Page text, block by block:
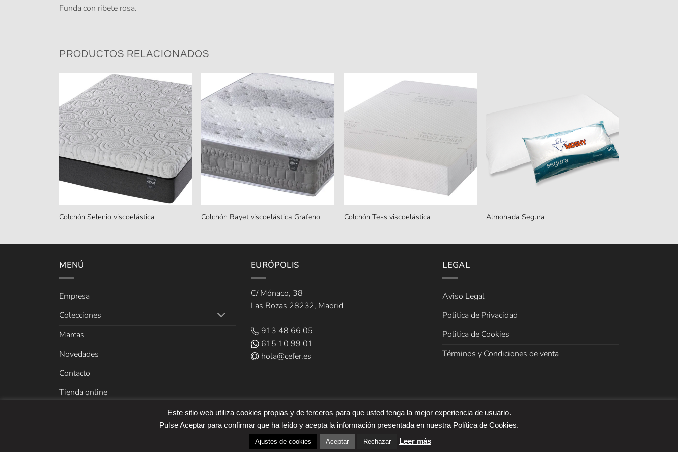
Funda con ribete rosa.
PRODUCTOS RELACIONADOS
Colchón Selenio viscoelástica Colchón Rayet viscoelástica Grafeno Colchón Tess viscoelástica Almohada Segura
MENÚ
Empresa
Colecciones
Marcas
Novedades
Contacto
Tienda online
EURÓPOLIS
C/ Mónaco, 38
Las Rozas 28232, Madrid
913 48 66 05
615 10 99 01
hola@cefer.es
LEGAL
Aviso Legal
Politica de Privacidad
Politica de Cookies
Términos y Condiciones de venta
Este sitio web utiliza cookies propias y de terceros para que usted tenga la mejor experiencia de usuario.
Pulse Aceptar para confirmar que ha leído y acepta la información presentada en nuestra Política de Cookies.
Ajustes de cookies Aceptar Rechazar Leer más